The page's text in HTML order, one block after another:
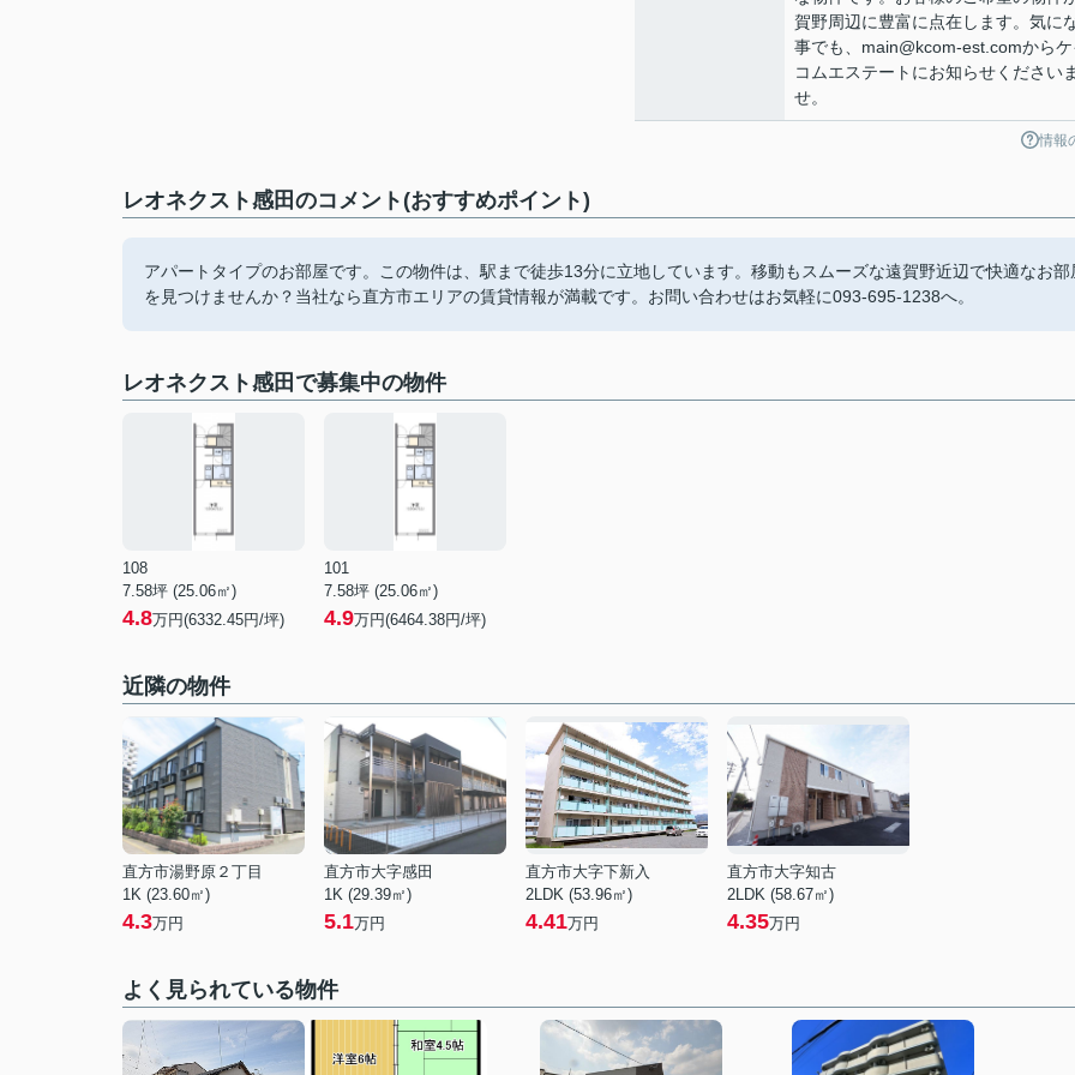
賀野周辺に豊富に点在します。気に
事でも、main@kcom-est.comからケ
コムエステートにお知らせくださいま
せ。
情報
レオネクスト感田のコメント(おすすめポイント)
アパートタイプのお部屋です。この物件は、駅まで徒歩13分に立地しています。移動もスムーズな遠賀野近辺で快適なお部
を見つけませんか？当社なら直方市エリアの賃貸情報が満載です。お問い合わせはお気軽に093-695-1238へ。
レオネクスト感田で募集中の物件
108
7.58坪 (25.06㎡)
4.8万円(6332.45円/坪)
101
7.58坪 (25.06㎡)
4.9万円(6464.38円/坪)
近隣の物件
直方市湯野原２丁目
1K (23.60㎡)
4.3万円
直方市大字感田
1K (29.39㎡)
5.1万円
直方市大字下新入
2LDK (53.96㎡)
4.41万円
直方市大字知古
2LDK (58.67㎡)
4.35万円
よく見られている物件